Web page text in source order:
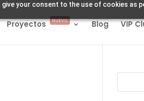
your consent to the use of cookies as
Proyectos NUEVO Blog VIP